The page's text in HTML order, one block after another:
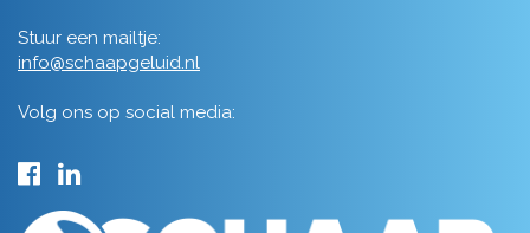
Stuur een mailtje:
info@schaapgeluid.nl
Volg ons op social media: